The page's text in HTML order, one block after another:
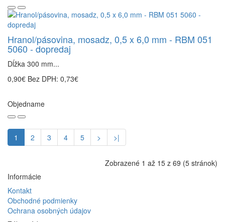
Hranol/pásovina, mosadz, 0,5 x 6,0 mm - RBM 051
5060 - dopredaj
Dĺžka 300 mm...
0,90€ Bez DPH: 0,73€
Objedname
1 2 3 4 5 > >|
Zobrazené 1 až 15 z 69 (5 stránok)
Informácie
Kontakt
Obchodné podmienky
Ochrana osobných údajov